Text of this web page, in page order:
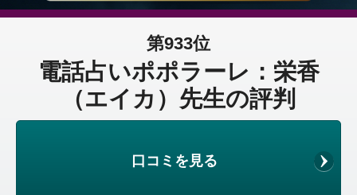
第933位
電話占いポポラーレ：栄香
（エイカ）先生の評判
口コミを見る